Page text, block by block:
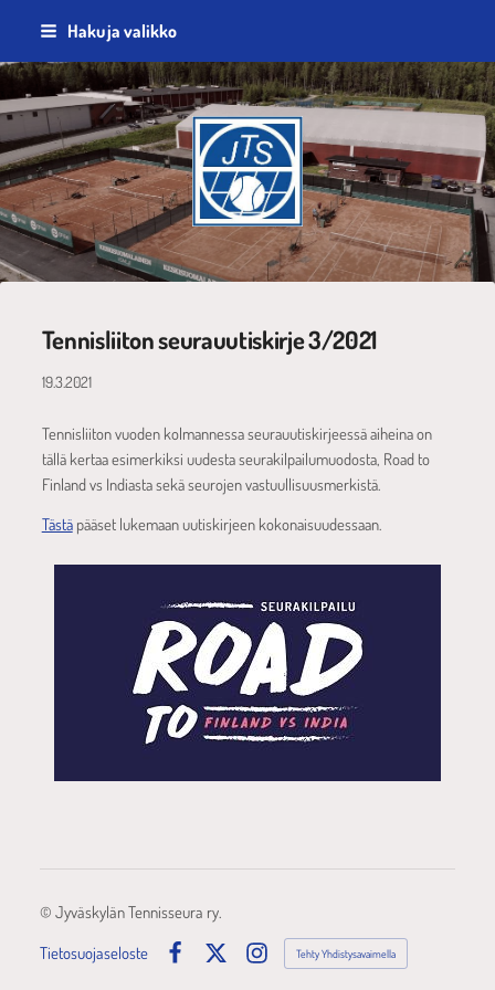
Siirry
sisältöön
Haku ja valikko
Jyväskylän Tennisseura ry
Tennisliiton seurauutiskirje 3/2021
19.3.2021
Tennisliiton vuoden kolmannessa seurauutiskirjeessä aiheina on
tällä kertaa esimerkiksi uudesta seurakilpailumuodosta, Road to
Finland vs Indiasta sekä seurojen vastuullisuusmerkistä.
Tästäpääset lukemaan uutiskirjeen kokonaisuudessaan.
© Jyväskylän Tennisseura ry.
Tietosuojaseloste
Facebook
Instagram
Tehty Yhdistysavaimella